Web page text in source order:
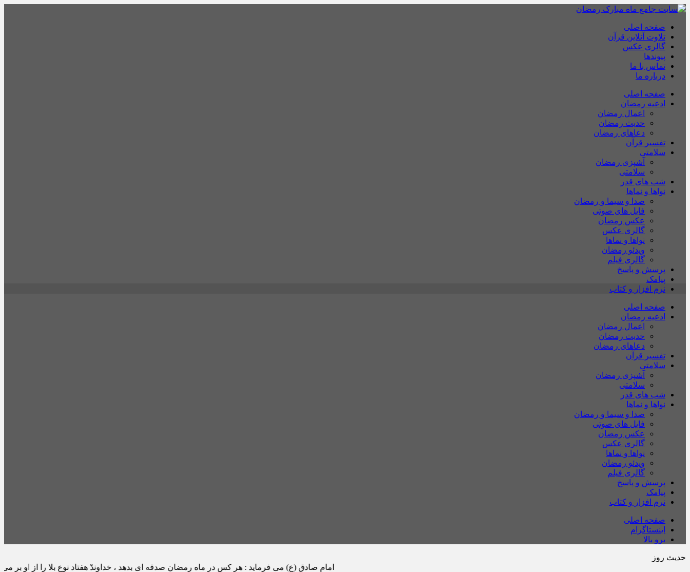
صفحه اصلی
تلاوت آنلاین قرآن
گالری عکس
پیوندها
تماس با ما
درباره ما
صفحه اصلی
ادعیه رمضان
اعمال رمضان
حدیث رمضان
دعاهای رمضان
تفسیر قرآن
سلامتی
آشپزی رمضان
سلامتی
شب های قدر
نواها و نماها
صدا و سیما و رمضان
فایل های صوتی
عکس رمضان
گالری عکس
نواها و نماها
ویدئو رمضان
گالری فیلم
پرسش و پاسخ
پیامک
نرم افزار و کتاب
صفحه اصلی
ادعیه رمضان
اعمال رمضان
حدیث رمضان
دعاهای رمضان
تفسیر قرآن
سلامتی
آشپزی رمضان
سلامتی
شب های قدر
نواها و نماها
صدا و سیما و رمضان
فایل های صوتی
عکس رمضان
گالری عکس
نواها و نماها
ویدئو رمضان
گالری فیلم
پرسش و پاسخ
پیامک
نرم افزار و کتاب
صفحه اصلی
اینستاگرام
برو بالا
حدیث روز
امام صادق (ع) می فرماید : هر كس در ماه رمضان صدقه اى بدهد ، خداوندْ هفتاد نوع بلا را از او بر مى گرداند. ثواب